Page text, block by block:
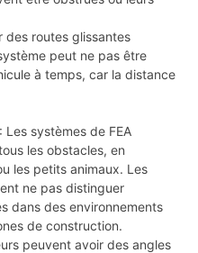
des routes glissantes
peut ne pas être
à temps, car la distance
: Les systèmes de FEA
les obstacles, en
les petits animaux. Les
ne pas distinguer
dans des environnements
de construction.
peuvent avoir des angles